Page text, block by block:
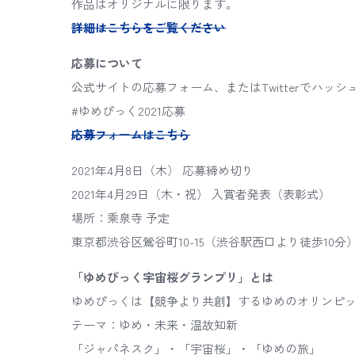
作品はオリジナルに限ります。
詳細はこちらをご覧ください
応募について
公式サイトの応募フォーム、またはTwitterでハッシ
#ゆめぴっく2021応募
応募フォームはこちら
2021年4月8日（木） 応募締め切り
2021年4月29日（木・祝） 入賞者発表（表彰式）
場所：乘泉寺 予定
東京都渋谷区鶯谷町10-15（渋谷駅西口より徒歩10分）
「ゆめぴっく宇宙桜グランプリ」とは
ゆめぴっくは【競争より共創】するゆめのオリンピッ
‪テーマ：ゆめ・未来・温故知新
「ジャパネスク」・「宇宙桜」・「ゆめの旅」